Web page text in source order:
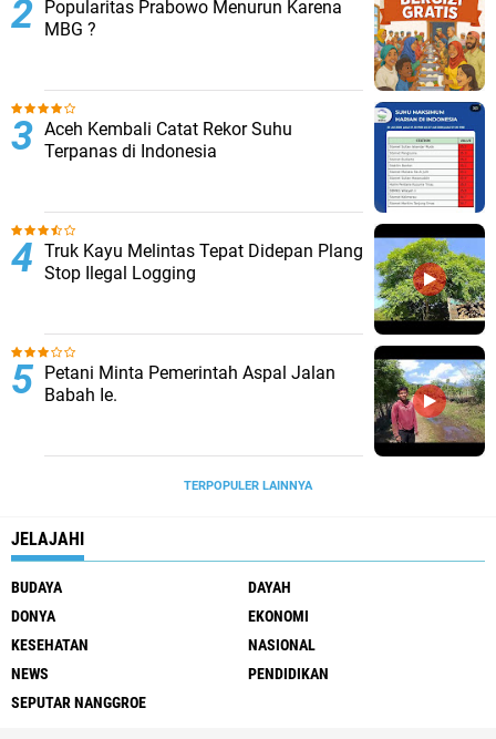
Popularitas Prabowo Menurun Karena
MBG ?
Aceh Kembali Catat Rekor Suhu
Terpanas di Indonesia
Truk Kayu Melintas Tepat Didepan Plang
Stop Ilegal Logging
Petani Minta Pemerintah Aspal Jalan
Babah Ie.
TERPOPULER LAINNYA
JELAJAHI
BUDAYA
DAYAH
DONYA
EKONOMI
KESEHATAN
NASIONAL
NEWS
PENDIDIKAN
SEPUTAR NANGGROE